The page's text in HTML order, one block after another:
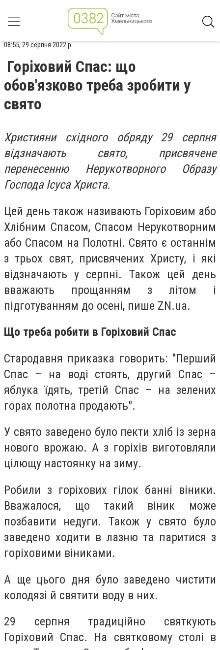
08:55, 29 серпня 2022 р.
Горіховий Спас: що
обов'язково треба зробити у
свято
Християни східного обряду 29 серпня
відзначають свято, присвячене
перенесенню Нерукотворного Образу
Господа Ісуса Христа.
Цей день також називають Горіховим або
Хлібним Спасом, Спасом Нерукотворним
або Спасом на Полотні. Свято є останнім
з трьох свят, присвячених Христу, і які
відзначають у серпні. Також цей день
вважають прощанням з літом і
підготуванням до осені, пише ZN.ua.
Що треба робити в Горіховий Спас
Стародавня приказка говорить: "Перший
Спас – на воді стоять, другий Спас –
яблука їдять, третій Спас – на зелених
горах полотна продають".
У свято заведено було пекти хліб із зерна
нового врожаю. А з горіхів виготовляли
цілющу настоянку на зиму.
Робили з горіхових гілок банні віники.
Вважалося, що такий віник може
позбавити недуги. Також у свято було
заведено ходити в лазню та паритися з
горіховими віниками.
А ще цього дня було заведено чистити
колодязі й святити воду в них.
29 серпня традиційно святкують
Горіховий Спас. На святковому столі в